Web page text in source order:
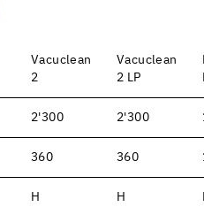
Vacuclean
2
Vacuclean
2 LP
2'300 2'300
360 360
H H